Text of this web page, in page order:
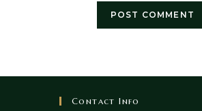
Contact Info